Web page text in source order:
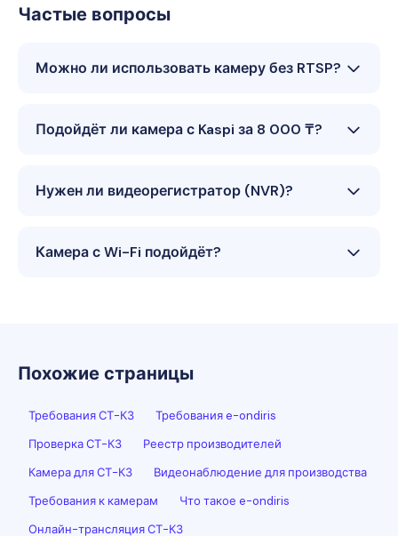
Частые вопросы
Можно ли использовать камеру без RTSP?
Подойдёт ли камера с Kaspi за 8 000 ₸?
Нужен ли видеорегистратор (NVR)?
Камера с Wi-Fi подойдёт?
Похожие страницы
Требования СТ-КЗ
Требования e-ondiris
Проверка СТ-КЗ
Реестр производителей
Камера для СТ-КЗ
Видеонаблюдение для производства
Требования к камерам
Что такое e-ondiris
Онлайн-трансляция СТ-КЗ